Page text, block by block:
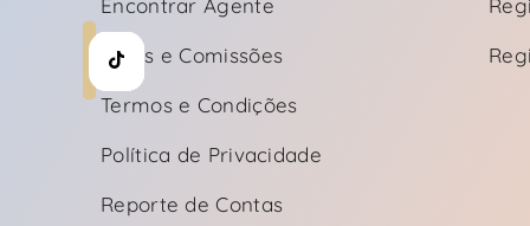
Encontrar Agente
Taxas e Comissões
Termos e Condições
Política de Privacidade
Reporte de Contas